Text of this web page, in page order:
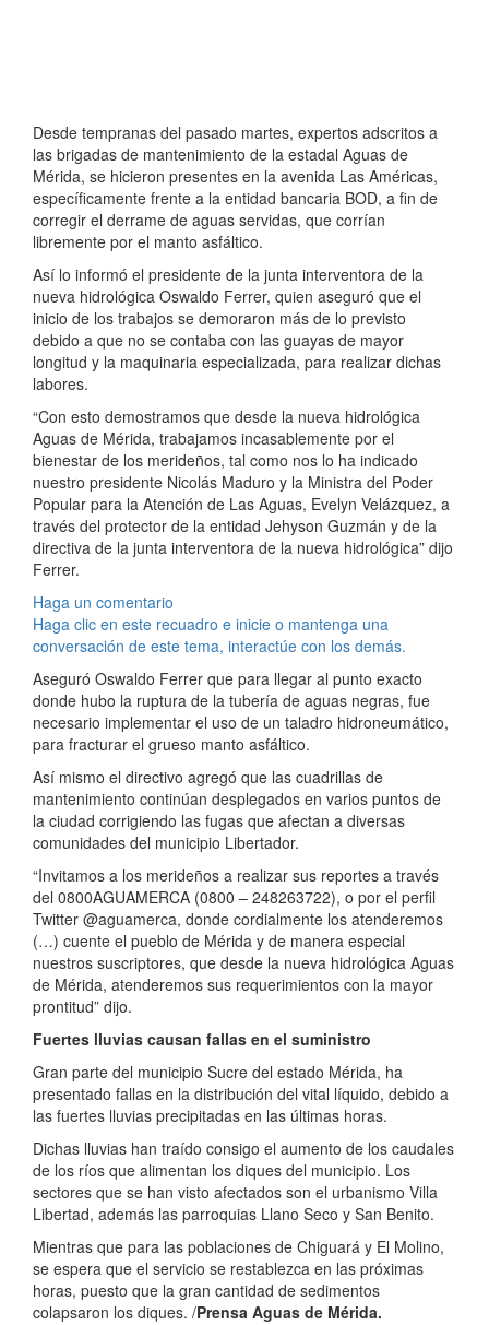
Desde tempranas del pasado martes, expertos adscritos a
las brigadas de mantenimiento de la estadal Aguas de
Mérida, se hicieron presentes en la avenida Las Américas,
específicamente frente a la entidad bancaria BOD, a fin de
corregir el derrame de aguas servidas, que corrían
libremente por el manto asfáltico.
Así lo informó el presidente de la junta interventora de la
nueva hidrológica Oswaldo Ferrer, quien aseguró que el
inicio de los trabajos se demoraron más de lo previsto
debido a que no se contaba con las guayas de mayor
longitud y la maquinaria especializada, para realizar dichas
labores.
“Con esto demostramos que desde la nueva hidrológica
Aguas de Mérida, trabajamos incasablemente por el
bienestar de los merideños, tal como nos lo ha indicado
nuestro presidente Nicolás Maduro y la Ministra del Poder
Popular para la Atención de Las Aguas, Evelyn Velázquez, a
través del protector de la entidad Jehyson Guzmán y de la
directiva de la junta interventora de la nueva hidrológica” dijo
Ferrer.
Haga un comentario
Haga clic en este recuadro e inicie o mantenga una
conversación de este tema, interactúe con los demás.
Aseguró Oswaldo Ferrer que para llegar al punto exacto
donde hubo la ruptura de la tubería de aguas negras, fue
necesario implementar el uso de un taladro hidroneumático,
para fracturar el grueso manto asfáltico.
Así mismo el directivo agregó que las cuadrillas de
mantenimiento continúan desplegados en varios puntos de
la ciudad corrigiendo las fugas que afectan a diversas
comunidades del municipio Libertador.
“Invitamos a los merideños a realizar sus reportes a través
del 0800AGUAMERCA (0800 – 248263722), o por el perfil
Twitter @aguamerca, donde cordialmente los atenderemos
(…) cuente el pueblo de Mérida y de manera especial
nuestros suscriptores, que desde la nueva hidrológica Aguas
de Mérida, atenderemos sus requerimientos con la mayor
prontitud” dijo.
Fuertes lluvias causan fallas en el suministro
Gran parte del municipio Sucre del estado Mérida, ha
presentado fallas en la distribución del vital líquido, debido a
las fuertes lluvias precipitadas en las últimas horas.
Dichas lluvias han traído consigo el aumento de los caudales
de los ríos que alimentan los diques del municipio. Los
sectores que se han visto afectados son el urbanismo Villa
Libertad, además las parroquias Llano Seco y San Benito.
Mientras que para las poblaciones de Chiguará y El Molino,
se espera que el servicio se restablezca en las próximas
horas, puesto que la gran cantidad de sedimentos
colapsaron los diques. /Prensa Aguas de Mérida.